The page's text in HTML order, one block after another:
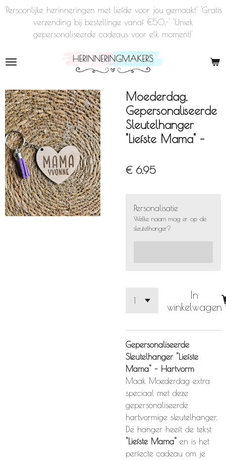
Ga
hoofdinhoud
'Persoonlijke herinneringen met liefde voor jou gemaakt' 'Gratis
verzending bij bestellinge vanaf €50,-' 'Uniek
gepersonaliseerde cadeaus voor elk moment!'
Moederdag,
Gepersonaliseerde
Sleutelhanger
"Liefste Mama" –
€ 6,95
Personalisatie
Welke naam mag er op de
sleutelhanger?
In
winkelwagen
Gepersonaliseerde
Sleutelhanger "Liefste
Mama" – Hartvorm
Maak Moederdag extra
speciaal met deze
gepersonaliseerde
hartvormige sleutelhanger.
De hanger heeft de tekst
"Liefste Mama" en is het
perfecte cadeau om je